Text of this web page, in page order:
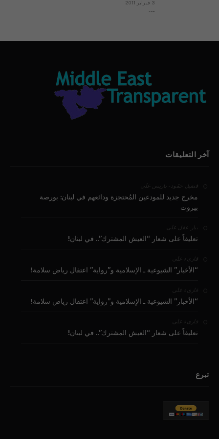
3 فبراير 2011
آخر التعليقات
فضيل حمّود - باريس على
مخرج جديد للمودعين المُحتجزة ودائعهم في لبنان: بورصة
بيروت
بيار عقل على
تعليقاً على شعار “العيش المشترك”.. في لبنان!
قارىء على
“الأخبار” الشيوعية ـ الإسلامية و”رواية” اعتقال رياض سلامة!
قارىء على
“الأخبار” الشيوعية ـ الإسلامية و”رواية” اعتقال رياض سلامة!
قارىء على
تعليقاً على شعار “العيش المشترك”.. في لبنان!
تبرع